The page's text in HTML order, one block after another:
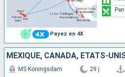
Payez en 4X
MEXIQUE, CANADA, ÉTATS-
MS Koningsdam 29 j